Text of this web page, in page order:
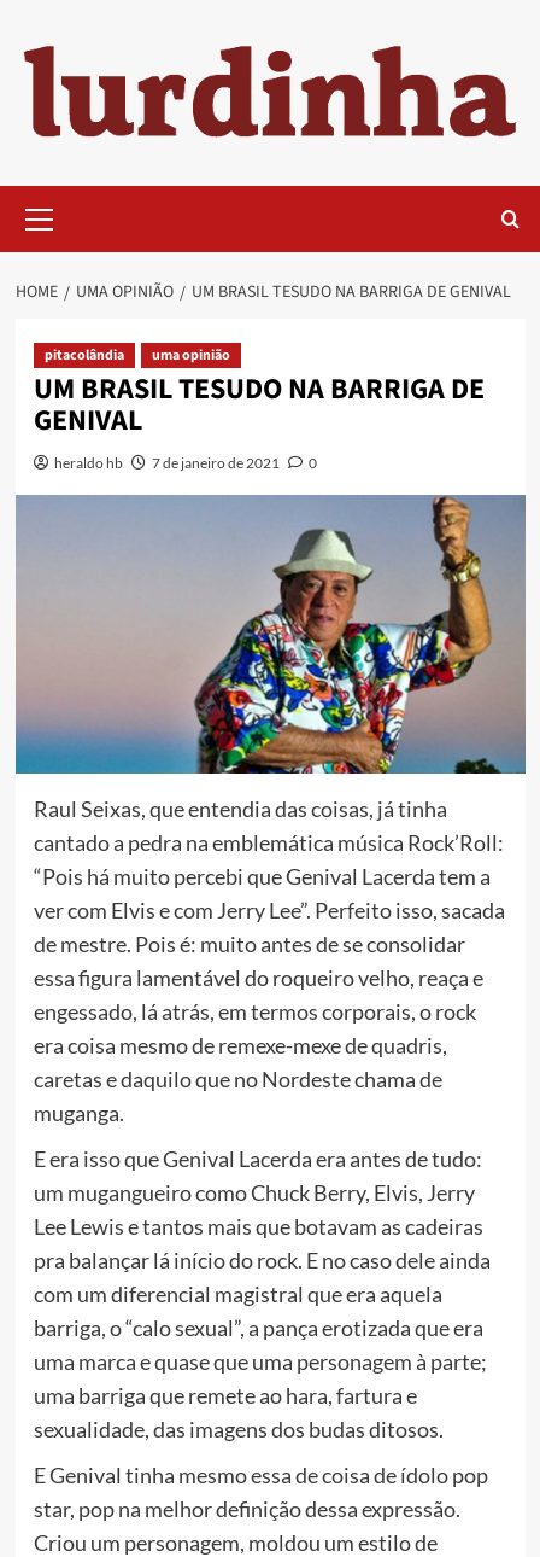
content
Menu
HOME UMA OPINIÃO UM BRASIL TESUDO NA BARRIGA DE GENIVAL
pitacolândia uma opinião
UM BRASIL TESUDO NA BARRIGA DE
GENIVAL
heraldo hb 7 de janeiro de 2021 0
Raul Seixas, que entendia das coisas, já tinha
cantado a pedra na emblemática música Rock’Roll:
“Pois há muito percebi que Genival Lacerda tem a
ver com Elvis e com Jerry Lee”. Perfeito isso, sacada
de mestre. Pois é: muito antes de se consolidar
essa figura lamentável do roqueiro velho, reaça e
engessado, lá atrás, em termos corporais, o rock
era coisa mesmo de remexe-mexe de quadris,
caretas e daquilo que no Nordeste chama de
muganga.
E era isso que Genival Lacerda era antes de tudo:
um mugangueiro como Chuck Berry, Elvis, Jerry
Lee Lewis e tantos mais que botavam as cadeiras
pra balançar lá início do rock. E no caso dele ainda
com um diferencial magistral que era aquela
barriga, o “calo sexual”, a pança erotizada que era
uma marca e quase que uma personagem à parte;
uma barriga que remete ao hara, fartura e
sexualidade, das imagens dos budas ditosos.
E Genival tinha mesmo essa de coisa de ídolo pop
star, pop na melhor definição dessa expressão.
Criou um personagem, moldou um estilo de